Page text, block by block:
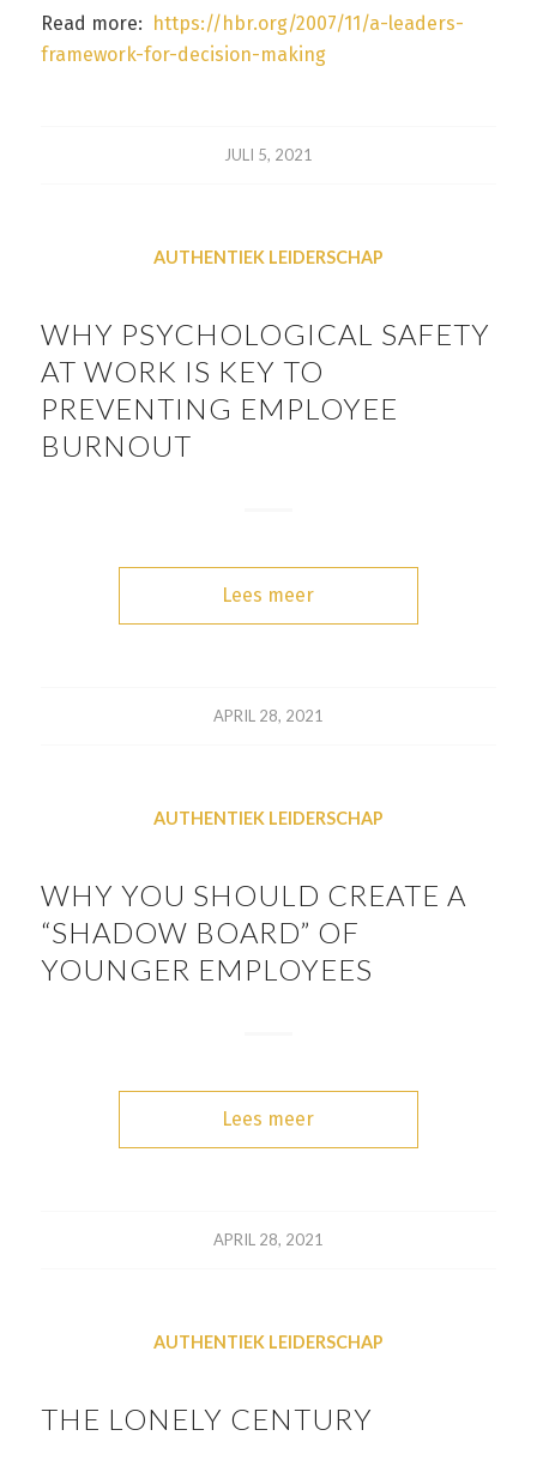
Read more:
https://hbr.org/2007/11/a-leaders-
framework-for-decision-making
JULI 5, 2021
AUTHENTIEK LEIDERSCHAP
WHY PSYCHOLOGICAL SAFETY
AT WORK IS KEY TO
PREVENTING EMPLOYEE
BURNOUT
Lees meer
APRIL 28, 2021
AUTHENTIEK LEIDERSCHAP
WHY YOU SHOULD CREATE A
“SHADOW BOARD” OF
YOUNGER EMPLOYEES
Lees meer
APRIL 28, 2021
AUTHENTIEK LEIDERSCHAP
THE LONELY CENTURY